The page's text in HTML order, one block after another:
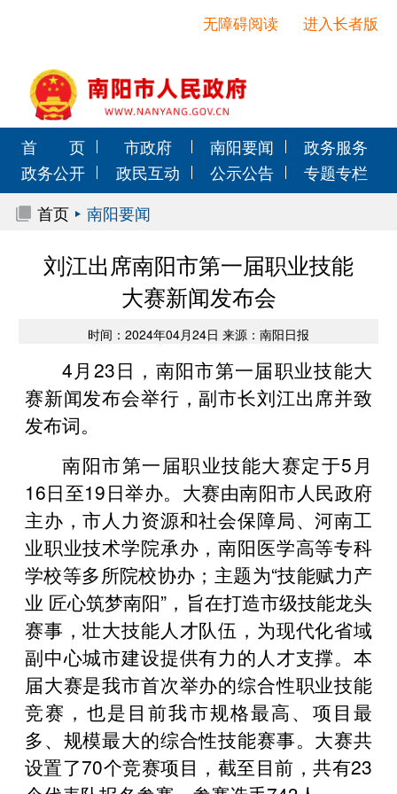
进入长者版
无障碍阅读
首 页 市政府 南阳要闻
政务服务
政务公开
政民互动 公示公告
专题专栏
首页
南阳要闻
刘江出席南阳市第一届职业技能
大赛新闻发布会
时间：2024年04月24日 来源：南阳日报
4月23日，南阳市第一届职业技能大
赛新闻发布会举行，副市长刘江出席并致
发布词。
南阳市第一届职业技能大赛定于5月
16日至19日举办。大赛由南阳市人民政府
主办，市人力资源和社会保障局、河南工
业职业技术学院承办，南阳医学高等专科
学校等多所院校协办；主题为“技能赋力产
业 匠心筑梦南阳”，旨在打造市级技能龙头
赛事，壮大技能人才队伍，为现代化省域
副中心城市建设提供有力的人才支撑。本
届大赛是我市首次举办的综合性职业技能
竞赛，也是目前我市规格最高、项目最
多、规模最大的综合性技能赛事。大赛共
设置了70个竞赛项目，截至目前，共有23